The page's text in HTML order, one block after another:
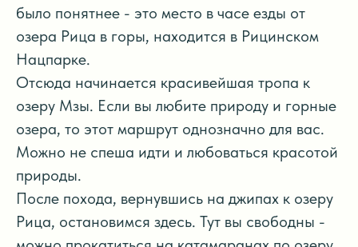
было понятнее - это место в часе езды от
озера Рица в горы, находится в Рицинском
Нацпарке.
Отсюда начинается красивейшая тропа к
озеру Мзы. Если вы любите природу и горные
озера, то этот маршрут однозначно для вас.
Можно не спеша идти и любоваться красотой
природы.
После похода, вернувшись на джипах к озеру
Рица, остановимся здесь. Тут вы свободны -